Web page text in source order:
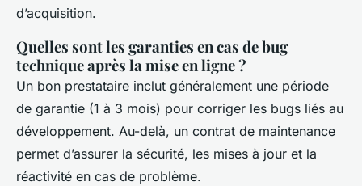
d’acquisition.
Quelles sont les garanties en cas de bug
technique après la mise en ligne ?
Un bon prestataire inclut généralement une période
de garantie (1 à 3 mois) pour corriger les bugs liés au
développement. Au-delà, un contrat de maintenance
permet d’assurer la sécurité, les mises à jour et la
réactivité en cas de problème.